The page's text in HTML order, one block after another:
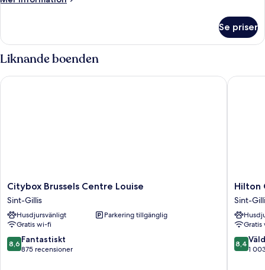
Se priser
Liknande boenden
Citybox
Brussels
Centre
Louise
Sint-
Gillis
Citybox Brussels Centre Louise
Sint-Gillis
Husdjursvänligt
Parkering tillgänglig
Gratis wi-fi
8.6
av
8,6 Fantastiskt
875 recensioner
Citybox Brussels Centre Louise
Hilton
Garden
Inn
Brussels
City
Centre
Sint-
Hilton
Sint-
8.4
av
8,4
1
Hilton